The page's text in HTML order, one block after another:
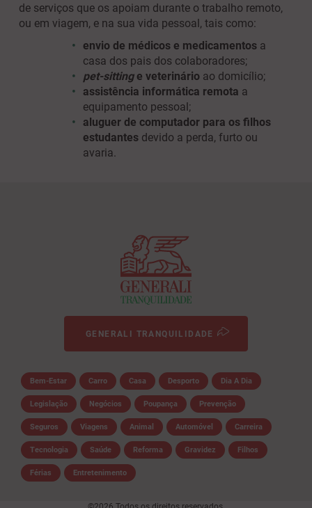
de serviços que os apoiam durante o trabalho remoto,
ou em viagem, e na sua vida pessoal, tais como:
envio de médicos e medicamentos a
casa dos pais dos colaboradores;
pet-sitting e veterinário ao domicílio;
assistência informática remota a
equipamento pessoal;
aluguer de computador para os filhos
estudantes devido a perda, furto ou
avaria.
GENERALI TRANQUILIDADE
Bem-Estar Carro Casa Desporto Dia A Dia
Legislação Negócios Poupança Prevenção
Seguros Viagens Animal Automóvel Carreira
Tecnologia Saúde Reforma Gravidez Filhos
Férias Entretenimento